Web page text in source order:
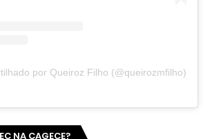
por Queiroz Filho (@queirozmfilho)
NA CAGECE?